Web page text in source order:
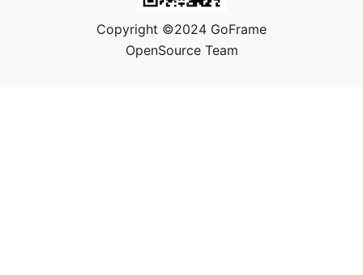
Copyright ©2024 GoFrame
OpenSource Team